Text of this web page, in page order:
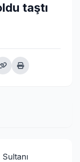
taştı